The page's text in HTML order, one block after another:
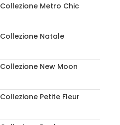
Collezione Metro Chic
Collezione Natale
Collezione New Moon
Collezione Petite Fleur